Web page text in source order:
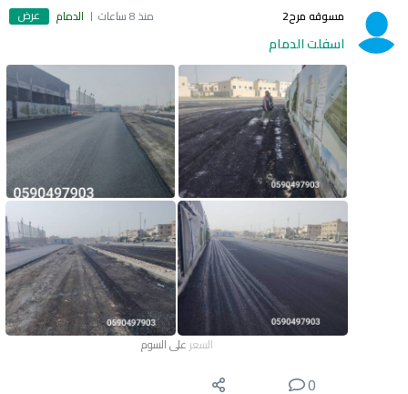
مسوقه مرح2 منذ 8 ساعات الدمام عرض
اسفلت الدمام
السعر على السوم
0